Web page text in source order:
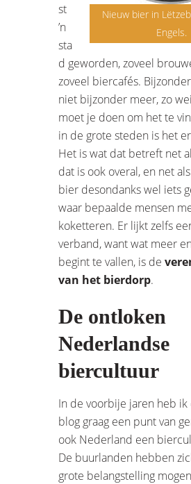
Nieuw bier in
Engels.
st
’n
sta
d geworden, zoveel
zoveel biercafés.
niet bijzonder meer, zo
moet je doen om het te
in de grote steden is het
Het is wat dat betreft net
dat is ook overal, en net
bier desondanks wel iets
waar bepaalde mensen
koketteren. Er lijkt zelfs
verband, want wat meer
begint te vallen, is de
van het bierdorp.
De ontloken
Nederlandse
biercultuur
In de voorbije jaren heb
blog graag een punt van
ook Nederland een
De buurlanden hebben
grote belangstelling